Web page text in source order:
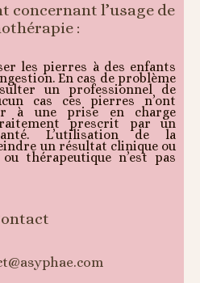
concernant l’usage de
:
les pierres à des enfants
En cas de problème
un professionnel de
cas ces pierres n’ont
à une prise en charge
prescrit par un
L’utilisation de la
un résultat clinique ou
thérapeutique n’est pas